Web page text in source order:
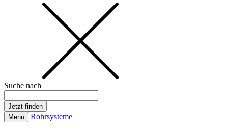
Suche nach
Menü Rohrsysteme